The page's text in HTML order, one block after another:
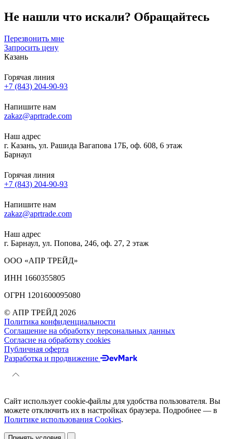
Не нашли что искали? Обращайтесь
Перезвонить мне
Запросить цену
Казань
Горячая линия
+7 (843) 204-90-93
Напишите нам
zakaz@aprtrade.com
Наш адрес
г. Казань, ул. Рашида Вагапова 17Б, оф. 608, 6 этаж
Барнаул
Горячая линия
+7 (843) 204-90-93
Напишите нам
zakaz@aprtrade.com
Наш адрес
г. Барнаул, ул. Попова, 246, оф. 27, 2 этаж
ООО «АПР ТРЕЙД»
ИНН 1660355805
ОГРН 1201600095080
© АПР ТРЕЙД 2026
Политика конфиденциальности
Соглашение на обработку персональных данных
Согласие на обработку cookies
Публичная оферта
Разработка и продвижение
Сайт использует cookie-файлы для удобства пользователя. Вы
можете отключить их в настройках браузера. Подробнее — в
Политике использования Cookies.